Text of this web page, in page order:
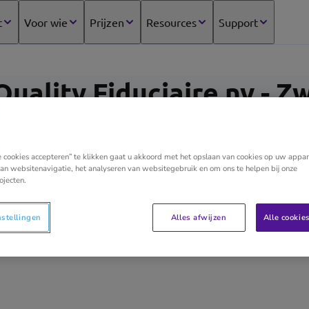
Voor wie Prijzen Resources Support
Fiduciaire nv -
Efficient boekhouden, u maximaal ontzorgen met
optimalisatie van uw dossier zijn de speerpunten
belaste weg veilig bewandelen is gezien onze
beste experten nodig heeft. We bekijken uw
vermogensplanning op maat van uw persoonlijke
cookies accepteren” te klikken gaat u akkoord met het opslaan van cookies op uw
websitenavigatie, het analyseren van websitegebruik en om ons te helpen bij onze
Alles afwijzen Alle